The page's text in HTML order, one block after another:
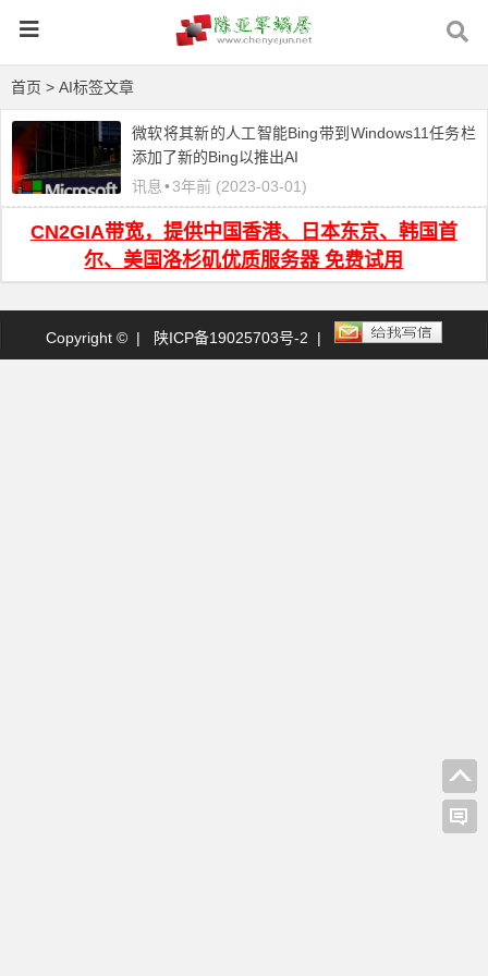
首页 > AI标签文章
微软将其新的人工智能Bing带到Windows11任务栏
添加了新的Bing以推出AI
讯息 •3年前 (2023-03-01)
CN2GIA带宽，提供中国香港、日本东京、韩国首
尔、美国洛杉矶优质服务器 免费试用
Copyright © | 陕ICP备19025703号-2 |